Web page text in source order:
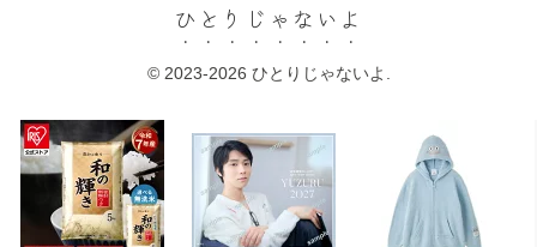
ひとりじゃないよ
© 2023-2026 ひとりじゃないよ.